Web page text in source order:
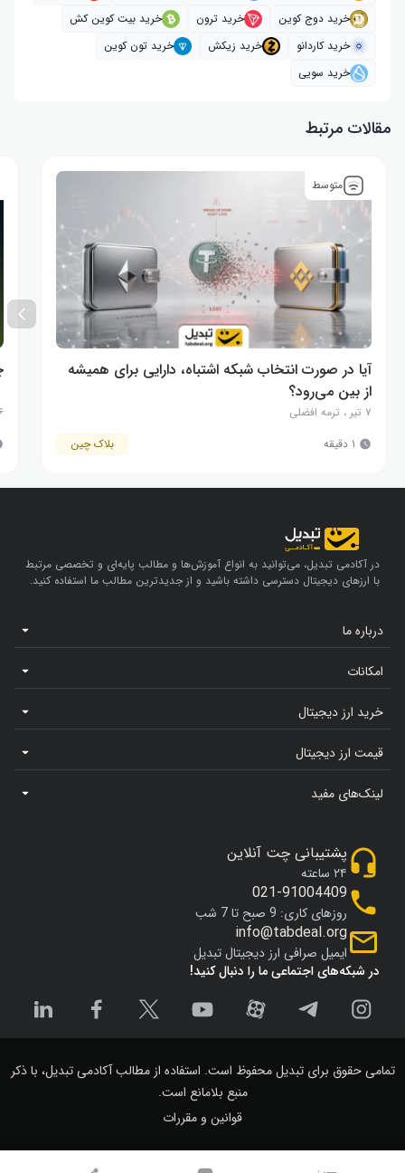
خرید دوج کوین
خرید ترون
خرید بیت کوین کش
خرید کاردانو
خرید زیکش
خرید تون کوین
خرید سویی
مقالات مرتبط
متوسط
آیا در صورت انتخاب شبکه اشتباه، دارایی برای همیشه
از بین می‌رود؟‌
۷ تیر ، ترمه افضلی
۱ دقیقه
بلاک چین
۶
در آکادمی تبدیل، می‌توانید به انواع آموزش‌ها و مطالب پایه‌ای و تخصصی مرتبط
با ارزهای دیجیتال دسترسی داشته باشید و از جدیدترین مطالب ما استفاده کنید.
درباره ما
امکانات
خرید ارز دیجیتال
قیمت ارز دیجیتال
لینک‌های مفید
در شبکه‌های اجتماعی ما را دنبال کنید!
پشتیبانی چت آنلاین
۲۴ ساعته
021-91004409
روزهای کاری: 9 صبح تا 7 شب
info@tabdeal.org
ایمیل صرافی ارز دیجیتال تبدیل
تمامی حقوق برای تبدیل محفوظ است. استفاده از مطالب آکادمی تبدیل، با ذکر
منبع بلامانع است.
قوانین و مقررات